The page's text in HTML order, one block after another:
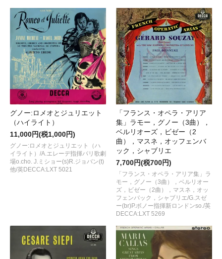
グノー:ロメオとジュリエット
（ハイライト）
11,000円(税1,000円)
グノー:ロメオとジュリエット（ハ
イライト）/A.エレーデ指揮パリ歌劇
場o.cho. J.ミショー(s)R.ジョバン(t)
他/英DECCA:LXT 5021
「フランス・オペラ・アリア
集」ラモー，グノー（3曲），
ベルリオーズ，ビゼー（2
曲），マスネ，オッフェンバ
ック，シャブリエ
7,700円(税700円)
「フランス・オペラ・アリア集」ラ
モー，グノー（3曲），ベルリオー
ズ，ビゼー（2曲），マスネ，オッ
フェンバック，シャブリエ/G.スゼ
ー(br)P.ボノー指揮新ロンドンso./英
DECCA:LXT 5269